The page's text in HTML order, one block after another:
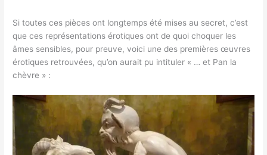
Si toutes ces pièces ont longtemps été mises au secret, c’est
que ces représentations érotiques ont de quoi choquer les
âmes sensibles, pour preuve, voici une des premières œuvres
érotiques retrouvées, qu’on aurait pu intituler « … et Pan la
chèvre » :